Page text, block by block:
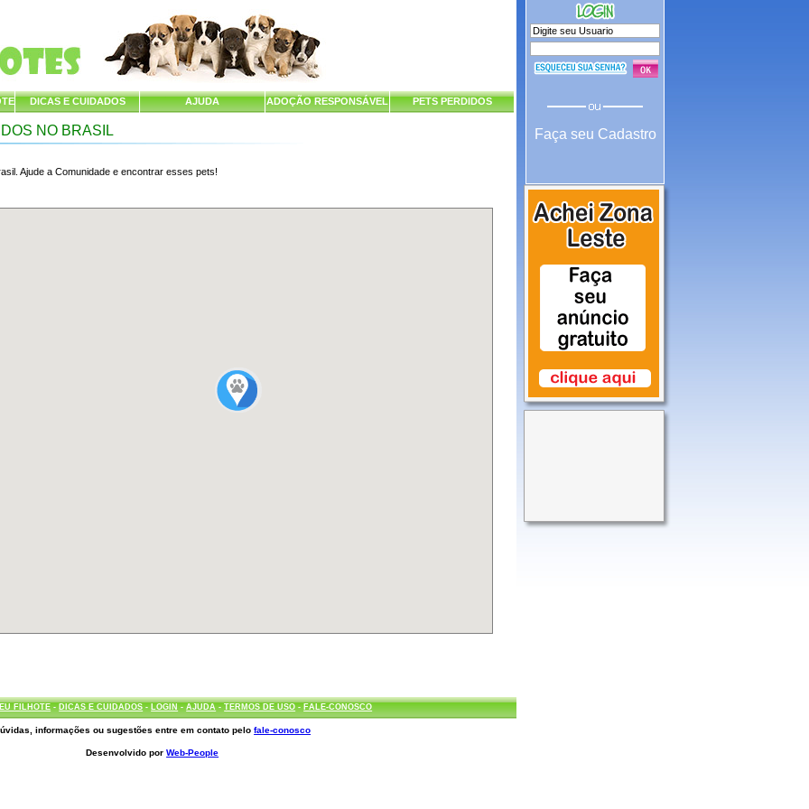
DICAS E CUIDADOS AJUDA ADOÇÃO RESPONSÁVEL PETS PERDIDOS
NO BRASIL
Ajude a Comunidade e encontrar esses pets!
FILHOTE- DICAS E CUIDADOS- LOGIN-AJUDA-TERMOS DE USO- FALE-CONOSCO
Faça seu Cadastro
informações ou sugestões entre em contato pelofale-conosco
Desenvolvido porWeb-People